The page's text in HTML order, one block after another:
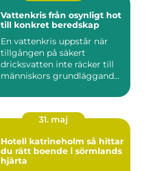
Vattenkris från osynligt hot
till konkret beredskap
En vattenkris uppstår när
tillgången på säkert
dricksvatten inte räcker till
människors grundläggand...
31. maj
Hotell katrineholm så hittar
du rätt boende i sörmlands
hjärta